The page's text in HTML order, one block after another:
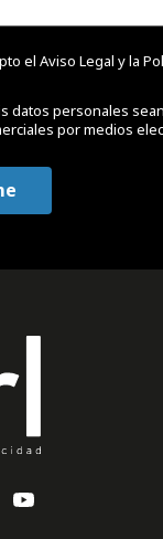
el Aviso Legal y la
datos personales
por medios